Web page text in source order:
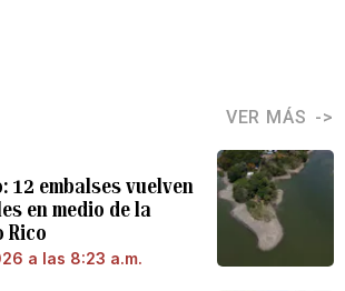
VER MÁS
12 embalses vuelven
en medio de la
Rico
a las 8:23 a.m.